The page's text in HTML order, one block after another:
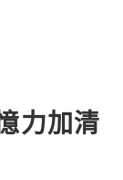
力加清